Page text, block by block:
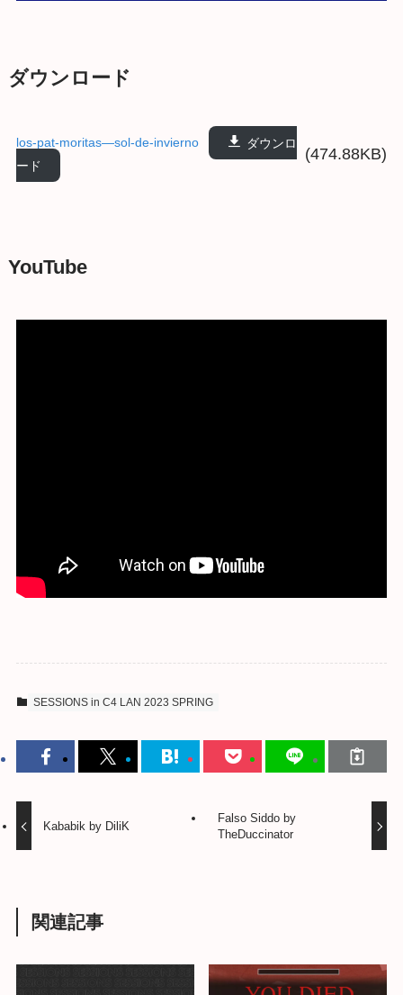
ダウンロード
los-pat-moritas—sol-de-invierno
ダウンロ
ード
(474.88KB)
YouTube
SESSIONS in C4 LAN 2023 SPRING
Kababik by DiliK
Falso Siddo by
TheDuccinator
関連記事